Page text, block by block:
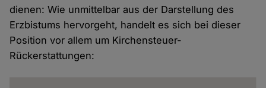
dienen: Wie unmittelbar aus der Darstellung des
Erzbistums hervorgeht, handelt es sich bei dieser
Position vor allem um Kirchensteuer-
Rückerstattungen: